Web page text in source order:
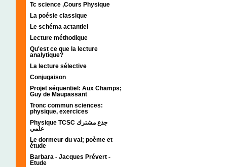
Tc science ,Cours Physique
La poésie classique
Le schéma actantiel
Lecture méthodique
Qu'est ce que la lecture
analytique?
La lecture sélective
Conjugaison
Projet séquentiel: Aux Champs;
Guy de Maupassant
Tronc commun sciences:
physique, exercices
Physique TCSC جذع مشترك
علمي
Le dormeur du val; poème et
étude
Barbara - Jacques Prévert -
Etude